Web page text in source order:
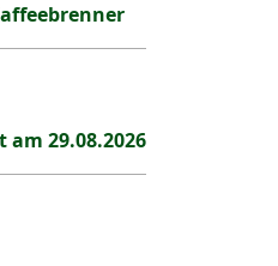
29.08.2026